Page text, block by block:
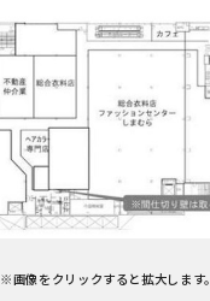
※画像をクリックすると拡大します。